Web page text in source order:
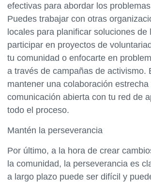
efectivas para abordar los
Puedes trabajar con otras
locales para planificar soluciones de
participar en proyectos de
tu comunidad o enfocarte en
a través de campañas de activismo.
mantener una colaboración estrecha
comunicación abierta con tu red de
todo el proceso.
Mantén la perseverancia
Por último, a la hora de crear
la comunidad, la perseverancia es
a largo plazo puede ser difícil y